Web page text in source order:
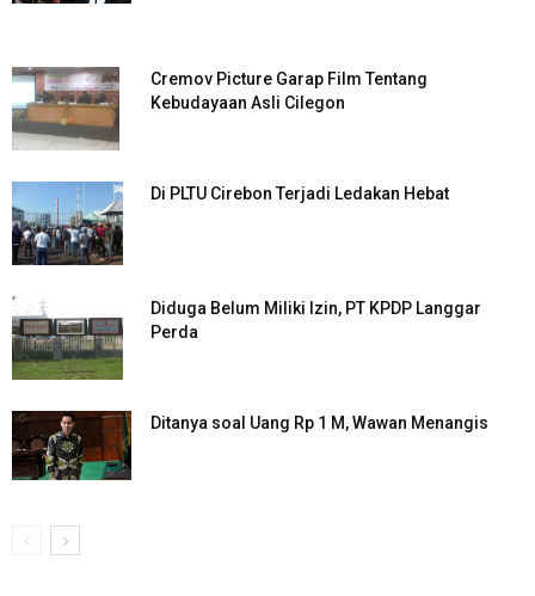
Cremov Picture Garap Film Tentang
Kebudayaan Asli Cilegon
Di PLTU Cirebon Terjadi Ledakan Hebat
Diduga Belum Miliki Izin, PT KPDP Langgar
Perda
Ditanya soal Uang Rp 1 M, Wawan Menangis